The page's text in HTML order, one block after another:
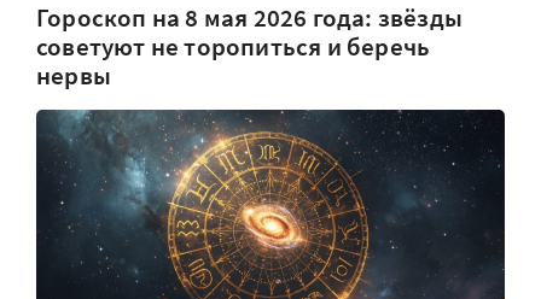
Гороскоп на 8 мая 2026 года: звёзды
советуют не торопиться и беречь
нервы